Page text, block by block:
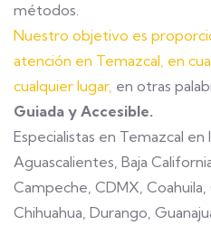
métodos.
Nuestro objetivo es
atención en Temazcal, en
cualquier lugar, en otras
Guiada y Accesible.
Especialistas en Temazcal en
Aguascalientes, Baja
Campeche, CDMX, Coahuila,
Chihuahua, Durango,